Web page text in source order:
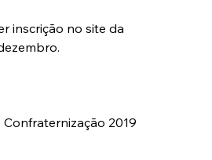
inscrição no site da
2019